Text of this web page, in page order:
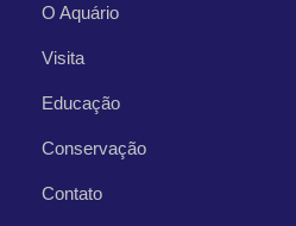
O Aquário
Visita
Educação
Conservação
Contato